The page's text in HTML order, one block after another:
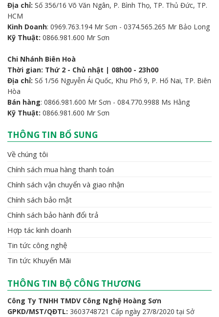
Địa chỉ: Số 356/16 Võ Văn Ngân, P. Bình Thọ, TP. Thủ Đức, TP.
HCM
Kinh Doanh: 0969.763.194 Mr Sơn - 0374.565.265 Mr Bảo Long
Kỹ Thuật: 0866.981.600 Mr Sơn
Chi Nhánh Biên Hoà
Thời gian: Thứ 2 - Chủ nhật | 08h00 - 23h00
Địa chỉ: Số 1/56 Nguyễn Ái Quốc, Khu Phố 9, P. Hố Nai, TP. Biên
Hòa
Bán hàng: 0866.981.600 Mr Sơn - 084.770.9988 Ms Hằng
Kỹ Thuật: 0866.981.600 Mr Sơn
THÔNG TIN BỔ SUNG
Về chúng tôi
Chính sách mua hàng thanh toán
Chính sách vận chuyển và giao nhận
Chính sách bảo mật
Chính sách bảo hành đổi trả
Hợp tác kinh doanh
Tin tức công nghệ
Tin tức Khuyến Mãi
THÔNG TIN BỘ CÔNG THƯƠNG
Công Ty TNHH TMDV Công Nghệ Hoàng Sơn
GPKD/MST/QĐTL: 3603748721 Cấp ngày 27/8/2020 tại Sở